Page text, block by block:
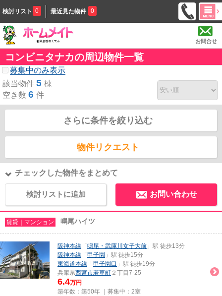
検討リスト 0 最近見た物件 0
お問合せ
コンビニタナカの周辺物件一覧
募集中のみ表示
該当物件 5 棟
空き数 6 件
さらに条件を絞り込む
物件リクエスト
チェックした物件をまとめて
検討リストに追加 お問い合わせ
賃貸｜マンション 鳴尾ハイツ
阪神本線 「 鳴尾・武庫川女子大前 」駅 徒歩13分
阪神本線 「 甲子園 」駅 徒歩15分
東海道本線 「 甲子園口 」駅 徒歩19分
兵庫県西宮市若草町 ２丁目7-25
6.4万円
築年数：築50年 ｜募集中： 2室